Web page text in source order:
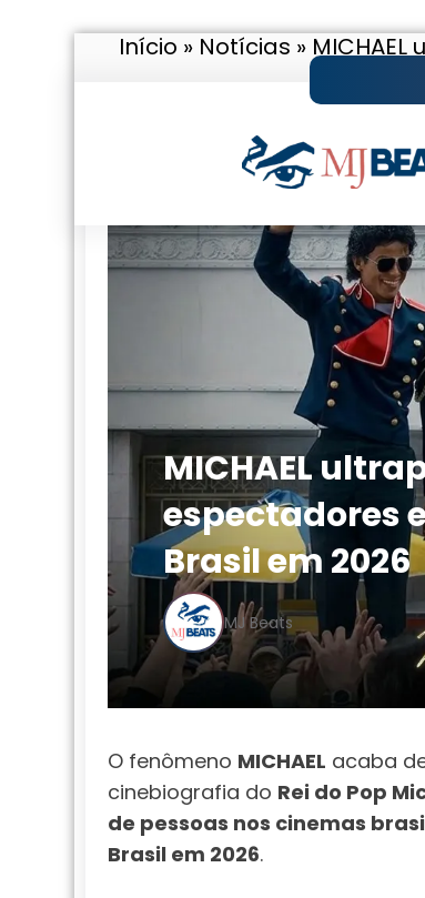
Início » Notícias »
MICHAEL
espectadores
Brasil em 2026
MJ Beats
O fenômeno MICHAEL acaba
cinebiografia do Rei do Pop
de pessoas nos cinemas
Brasil em 2026.